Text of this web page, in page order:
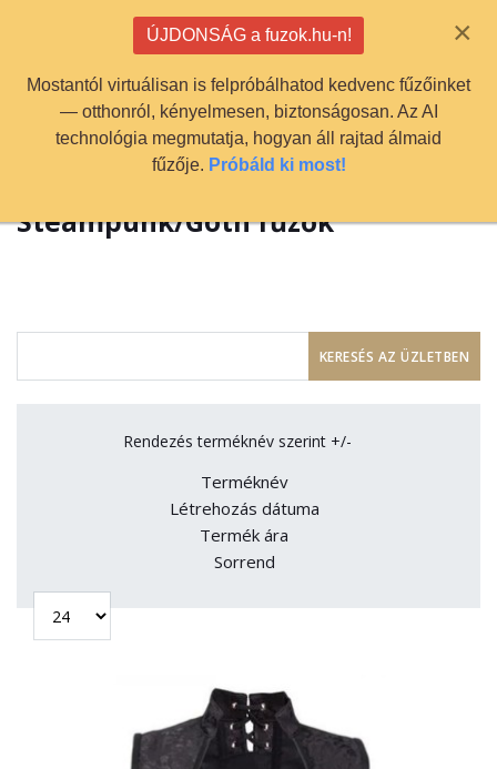
info@fuzok.hu
Steampunk/Goth fűzők
Rendezés terméknév szerint +/-
Terméknév
Létrehozás dátuma
Termék ára
Sorrend
×
ÚJDONSÁG a fuzok.hu-n!
Mostantól virtuálisan is felpróbálhatod kedvenc fűzőinket
— otthonról, kényelmesen, biztonságosan. Az AI
technológia megmutatja, hogyan áll rajtad álmaid
fűzője. Próbáld ki most!